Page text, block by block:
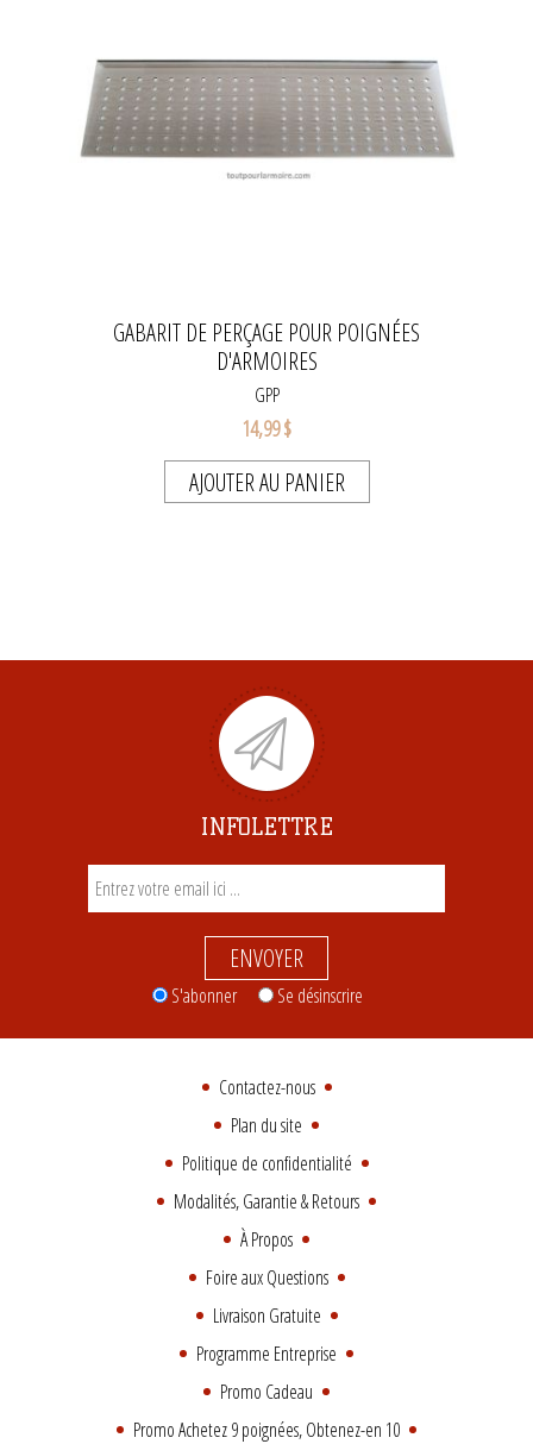
GABARIT DE PERÇAGE POUR POIGNÉES
D'ARMOIRES
GPP
14,99 $
AJOUTER AU PANIER
INFOLETTRE
ENVOYER
S'abonner Se désinscrire
Contactez-nous
Plan du site
Politique de confidentialité
Modalités, Garantie & Retours
À Propos
Foire aux Questions
Livraison Gratuite
Programme Entreprise
Promo Cadeau
Promo Achetez 9 poignées, Obtenez-en 10